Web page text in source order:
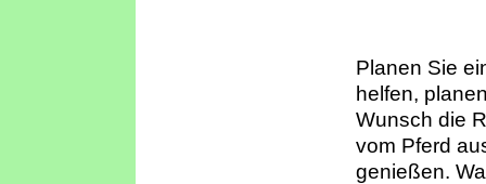
Planen Sie
helfen,
Wunsch die
vom Pferd
genießen.